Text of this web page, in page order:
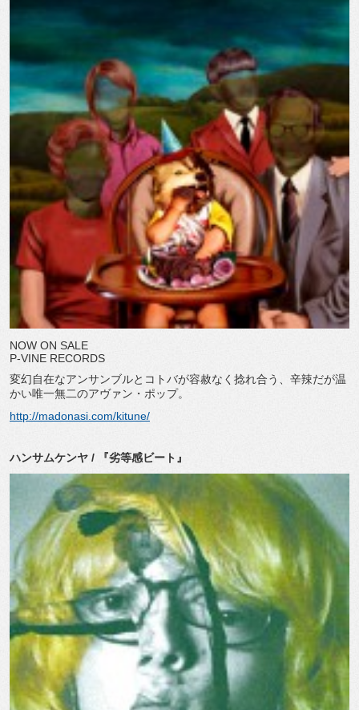
NOW ON SALE
P-VINE RECORDS
変幻自在なアンサンブルとコトバが容赦なく捻れ合う、辛辣だが温
かい唯一無二のアヴァン・ポップ。
http://madonasi.com/kitune/
ハンサムケンヤ / 『劣等感ビート』